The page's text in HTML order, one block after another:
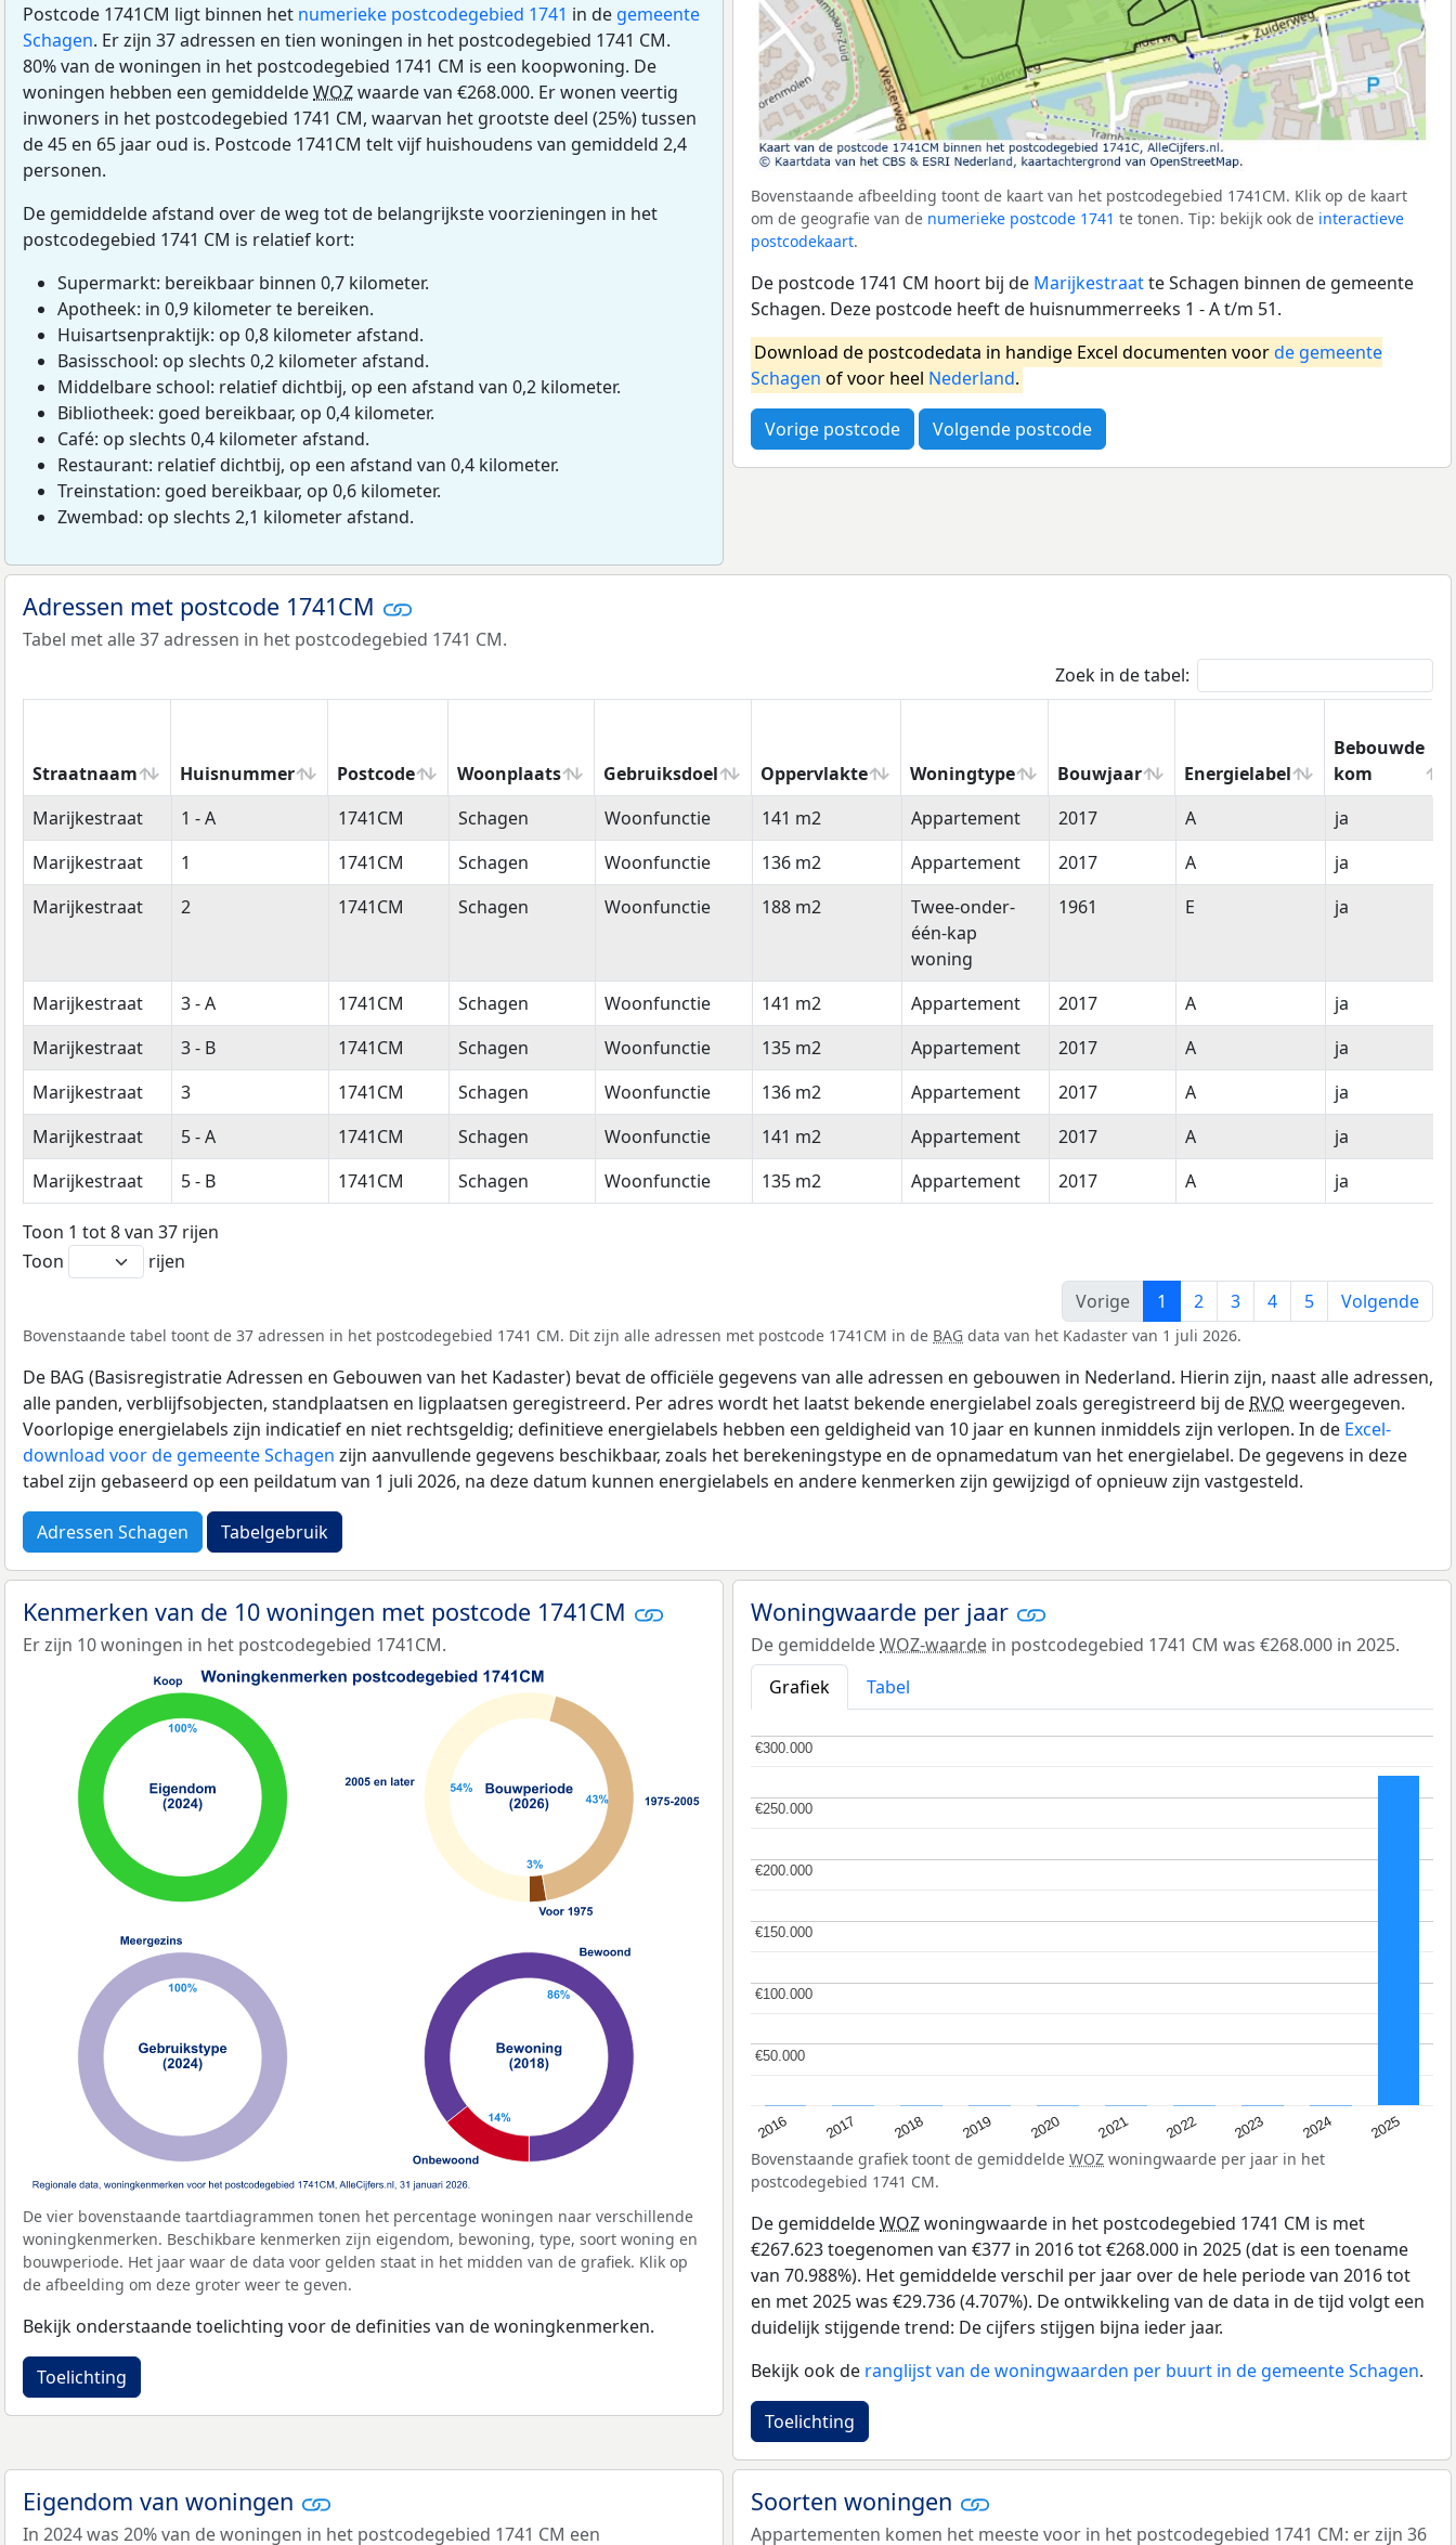
Postcode 1741CM ligt binnen het numerieke postcodegebied 1741 in de gemeente
Schagen. Er zijn 37 adressen en tien woningen in het postcodegebied 1741 CM.
80% van de woningen in het postcodegebied 1741 CM is een koopwoning. De
woningen hebben een gemiddeldeWOZwaarde van €268.000. Er wonen veertig
inwoners in het postcodegebied 1741 CM, waarvan het grootste deel (25%) tussen
de 45 en 65 jaar oud is. Postcode 1741CM telt vijf huishoudens van gemiddeld 2,4
personen.
De gemiddelde afstand over de weg tot de belangrijkste voorzieningen in het
postcodegebied 1741 CM is relatief kort:
Supermarkt: bereikbaar binnen 0,7 kilometer.
Apotheek: in 0,9 kilometer te bereiken.
Huisartsenpraktijk: op 0,8 kilometer afstand.
Basisschool: op slechts 0,2 kilometer afstand.
Middelbare school: relatief dichtbij, op een afstand van 0,2 kilometer.
Bibliotheek: goed bereikbaar, op 0,4 kilometer.
Café: op slechts 0,4 kilometer afstand.
Restaurant: relatief dichtbij, op een afstand van 0,4 kilometer.
Treinstation: goed bereikbaar, op 0,6 kilometer.
Zwembad: op slechts 2,1 kilometer afstand.
Bovenstaande afbeelding toont de kaart van het postcodegebied 1741CM. Klik op de kaart
om de geografie van de numerieke postcode 1741 te tonen. Tip: bekijk ook de interactieve
postcodekaart.
De postcode 1741 CM hoort bij de Marijkestraatte Schagen binnen de gemeente
Schagen. Deze postcode heeft de huisnummerreeks 1 - A t/m 51.
Download de postcodedata in handige Excel documenten voorde gemeente
Schagen of voor heel Nederland.
Vorige postcode Volgende postcode
Adressen met postcode 1741CM
Tabel met alle 37 adressen in het postcodegebied 1741 CM.
Zoek in de tabel:
Straatnaam Huisnummer Postcode Woonplaats Gebruiksdoel Oppervlakte Woningtype Bouwjaar Energielabel
Bebouwde
kom
Straatnaam
Huisnummer Postcode Woonplaats Gebruiksdoel Oppervlakte Woningtype Bouwjaar Energielabel
Bebouwde
kom
Marijkestraat 1 - A 1741CM Schagen Woonfunctie 141 m2 Appartement 2017 A
ja
Marijkestraat
1 1741CM Schagen Woonfunctie 136 m2 Appartement 2017 A
ja
Marijkestraat
2 1741CM Schagen Woonfunctie 188 m2
Twee-onder-
één-kap
woning
1961 E ja
Marijkestraat 3 - A 1741CM Schagen Woonfunctie 141 m2 Appartement 2017 A
ja
Marijkestraat
3 - B 1741CM Schagen Woonfunctie 135 m2 Appartement 2017 A
ja
Marijkestraat
3 1741CM Schagen Woonfunctie 136 m2 Appartement 2017 A
ja
Marijkestraat
5 - A 1741CM Schagen Woonfunctie 141 m2 Appartement 2017 A
ja
Marijkestraat
5 - B 1741CM Schagen Woonfunctie 135 m2 Appartement 2017 A ja
Toon 1 tot 8 van 37 rijen
Toon
rijen
Vorige
1 2 3 4 5 Volgende
Bovenstaande tabel toont de 37 adressen in het postcodegebied 1741 CM. Dit zijn alle adressen met postcode 1741CM in de BAG data van het Kadaster van 1 juli 2026.
De BAG (Basisregistratie Adressen en Gebouwen van het Kadaster) bevat de officiële gegevens van alle adressen en gebouwen in Nederland. Hierin zijn, naast alle adressen,
alle panden, verblijfsobjecten, standplaatsen en ligplaatsen geregistreerd. Per adres wordt het laatst bekende energielabel zoals geregistreerd bij de RVO weergegeven.
Voorlopige energielabels zijn indicatief en niet rechtsgeldig; definitieve energielabels hebben een geldigheid van 10 jaar en kunnen inmiddels zijn verlopen. In de Excel-
download voor de gemeente Schagen zijn aanvullende gegevens beschikbaar, zoals het berekeningstype en de opnamedatum van het energielabel. De gegevens in deze
tabel zijn gebaseerd op een peildatum van 1 juli 2026, na deze datum kunnen energielabels en andere kenmerken zijn gewijzigd of opnieuw zijn vastgesteld.
Adressen Schagen Tabelgebruik
Kenmerken van de 10 woningen met postcode 1741CM
Er zijn 10 woningen in het postcodegebied 1741CM.
De vier bovenstaande taartdiagrammen tonen het percentage woningen naar verschillende
woningkenmerken. Beschikbare kenmerken zijn eigendom, bewoning, type, soort woning en
bouwperiode. Het jaar waar de data voor gelden staat in het midden van de grafiek. Klik op
de afbeelding om deze groter weer te geven.
Bekijk onderstaande toelichting voor de definities van de woningkenmerken.
Toelichting
Woningwaarde per jaar
De gemiddeldeWOZ-waarde in postcodegebied 1741 CM was €268.000 in 2025.
Grafiek
Tabel
2016 2017 2018 2019 2020 2021 2022 2023 2024 2025
€50.000
€50.000
€100.000
€100.000
€150.000
€150.000
€200.000
€200.000
€250.000
€250.000
€300.000
€300.000
Bovenstaande grafiek toont de gemiddelde WOZ woningwaarde per jaar in het
postcodegebied 1741 CM.
De gemiddeldeWOZwoningwaarde in het postcodegebied 1741 CM is met
€267.623 toegenomen van €377 in 2016 tot €268.000 in 2025 (dat is een toename
van 70.988%). Het gemiddelde verschil per jaar over de hele periode van 2016 tot
en met 2025 was €29.736 (4.707%). De ontwikkeling van de data in de tijd volgt een
duidelijk stijgende trend: De cijfers stijgen bijna ieder jaar.
Bekijk ook de ranglijst van de woningwaarden per buurt in de gemeente Schagen.
Toelichting
Eigendom van woningen
In 2024 was 20% van de woningen in het postcodegebied 1741 CM een
Soorten woningen
Appartementen komen het meeste voor in het postcodegebied 1741 CM: er zijn 36